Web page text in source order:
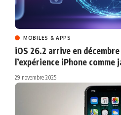
MOBILES & APPS
iOS 26.2 arrive en
l’expérience iPhone comme
29 novembre 2025